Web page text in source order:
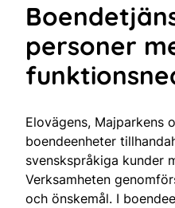
personer
Elovägens, Majparkens
boendeenheter
svenskspråkiga kunder
Verksamheten
och önskemål. I